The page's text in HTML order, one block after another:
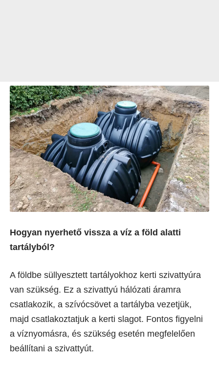
Hogyan nyerhető vissza a víz a föld alatti
tartályból?
A földbe süllyesztett tartályokhoz kerti szivattyúra
van szükség. Ez a szivattyú hálózati áramra
csatlakozik, a szívócsövet a tartályba vezetjük,
majd csatlakoztatjuk a kerti slagot. Fontos figyelni
a víznyomásra, és szükség esetén megfelelően
beállítani a szivattyút.